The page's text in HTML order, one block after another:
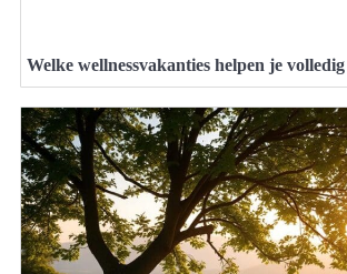
Welke wellnessvakanties helpen je